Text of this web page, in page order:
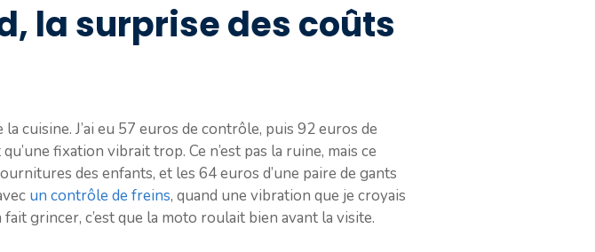
la surprise des coûts
cuisine. J’ai eu 57 euros de contrôle, puis 92 euros de
fixation vibrait trop. Ce n’est pas la ruine, mais ce
des enfants, et les 64 euros d’une paire de gants
un contrôle de freins, quand une vibration que je croyais
grincer, c’est que la moto roulait bien avant la visite.